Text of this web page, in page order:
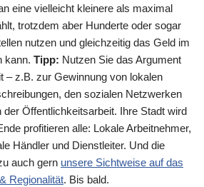
eine vielleicht kleinere als maximal
trotzdem aber Hunderte oder sogar
nutzen und gleichzeitig das Geld im
kann. Tipp: Nutzen Sie das Argument
– z.B. zur Gewinnung von lokalen
den sozialen Netzwerken
der Öffentlichkeitsarbeit. Ihre Stadt wird
profitieren alle: Lokale Arbeitnehmer,
Händler und Dienstleiter. Und die
auch gern unsere Sichtweise auf das
Regionalität. Bis bald.